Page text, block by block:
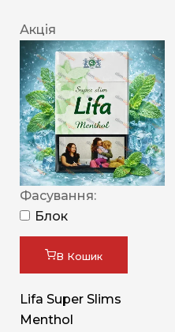
Акція
Фасування:
Блок
В Кошик
Lifa Super Slims
Menthol